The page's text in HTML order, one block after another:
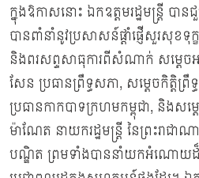
ក្នុងឱកាសនោះ ឯកឧត្តមរដ្ឋមន្ដ្
បានពាំនាំនូវប្រសាសន៍ផ្ដាំផ្ញើសួរសុខ
និងពរសព្ទសាធុការពីសំណាក់ សម្ដេ
សែន ប្រធានព្រឹទ្ធសភា, សម្តេចកិត្តិព្
ប្រធានកាកបាទក្រហមកម្ពុជា, និងស
ម៉ាណែត នាយករដ្ឋមន្ត្រី នៃព្រះរាជា
បណ្ឌិត ព្រមទាំងបាននាំយកអំណោយដ៏ថ្